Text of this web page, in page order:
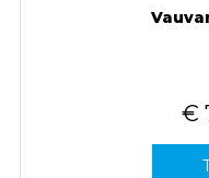
€